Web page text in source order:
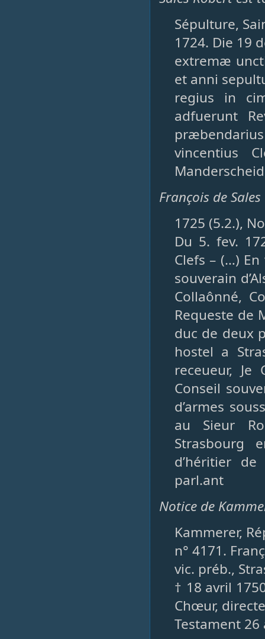
Sépulture,
1724. Die 19
extremæ
et anni
regius in
adfuerunt
vincentius
François de
1725 (5.2.),
Du 5. fev.
Clefs – (…)
souverain
Collaônné,
Requeste de
duc de deux
hostel a
receueur,
Conseil
d’armes
au Sieur
Strasbourg
d’héritier
parl.ant
Notice de
Kammerer,
n° 4171.
vic. préb.,
† 18 avril
Chœur,
Testament 26